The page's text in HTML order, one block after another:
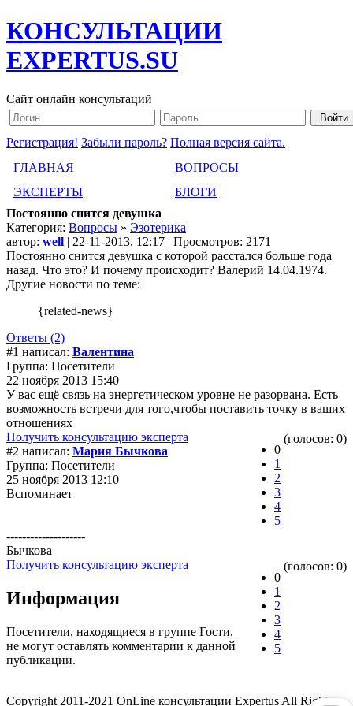
КОНСУЛЬТАЦИИ
EXPERTUS.SU
Сайт онлайн консультаций
Регистрация! Забыли пароль? Полная версия сайта.
ГЛАВНАЯ
ВОПРОСЫ
ЭКСПЕРТЫ
БЛОГИ
Постоянно снится девушка
Категория: Вопросы » Эзотерика
автор: well | 22-11-2013, 12:17 | Просмотров: 2171
Постоянно снится девушка с которой расстался больше года
назад. Что это? И почему происходит? Валерий 14.04.1974.
Другие новости по теме:
{related-news}
Ответы (2)
#1 написал: Валентина
Группа: Посетители
22 ноября 2013 15:40
У вас ещё связь на энергетическом уровне не разорвана. Есть
возможность встречи для того,чтобы поставить точку в ваших
отношениях
Получить консультацию эксперта
0
1
2
3
4
5
(голосов: 0)
#2 написал: Мария Бычкова
Группа: Посетители
25 ноября 2013 12:10
Вспоминает
--------------------
Бычкова
Получить консультацию эксперта
0
1
2
3
4
5
(голосов: 0)
Информация
Посетители, находящиеся в группе Гости,
не могут оставлять комментарии к данной
публикации.
Copyright 2011-2021 OnLine консультации Expertus All Rights